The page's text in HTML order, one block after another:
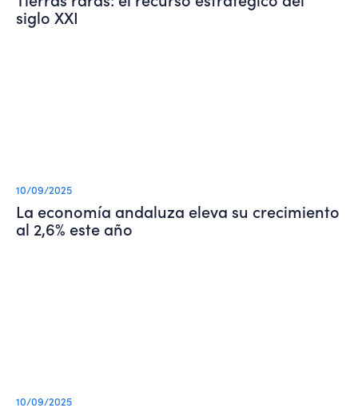
siglo XXI
10/09/2025
La economía andaluza eleva su crecimiento
al 2,6% este año
10/09/2025